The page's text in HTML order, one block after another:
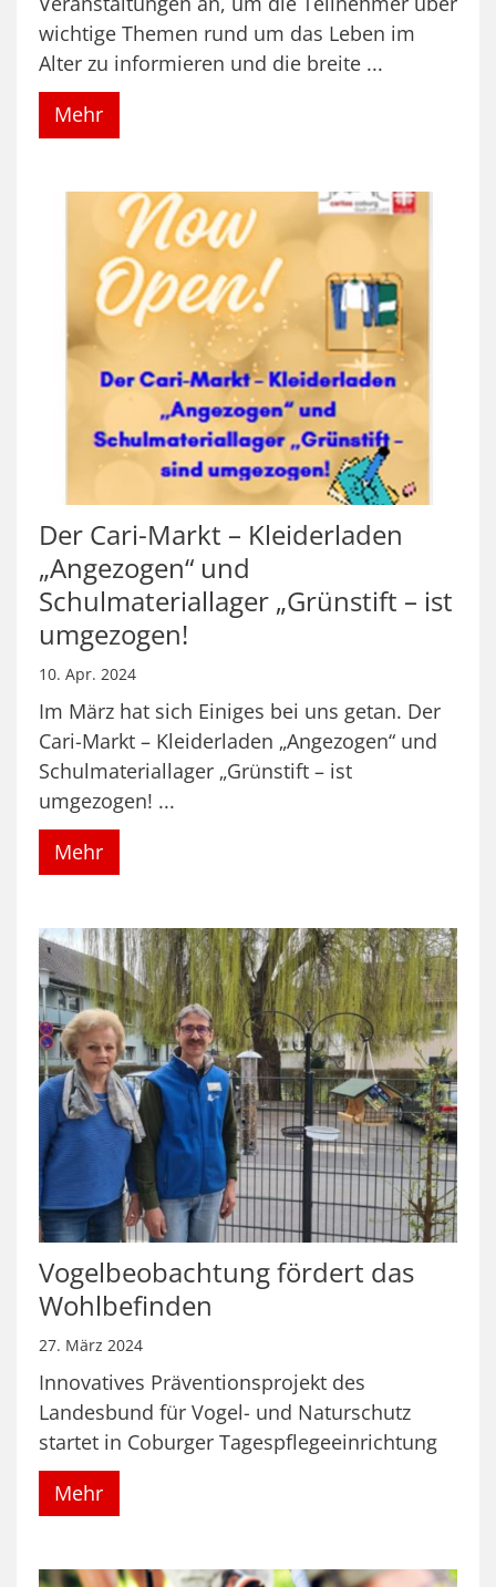
wichtige Themen rund um das Leben im
Alter zu informieren und die breite ...
Mehr
Der Cari-Markt – Kleiderladen
„Angezogen“ und
Schulmateriallager „Grünstift – ist
umgezogen!
10. Apr. 2024
Im März hat sich Einiges bei uns getan. Der
Cari-Markt – Kleiderladen „Angezogen“ und
Schulmateriallager „Grünstift – ist
umgezogen! ...
Mehr
Vogelbeobachtung fördert das
Wohlbefinden
27. März 2024
Innovatives Präventionsprojekt des
Landesbund für Vogel- und Naturschutz
startet in Coburger Tagespflegeeinrichtung
Mehr